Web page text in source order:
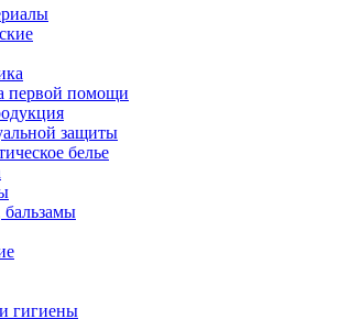
первой помощи
защиты
белье
гигиены